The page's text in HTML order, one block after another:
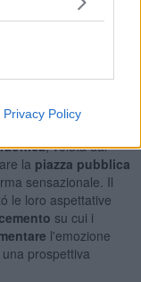
Privacy Policy
, il Vessel ricorda
2.500 scalini. I pezzi
, voluta dai
la piazza pubblica
sensazionale. Il
le loro aspettative
su cui i
l'emozione
prospettiva